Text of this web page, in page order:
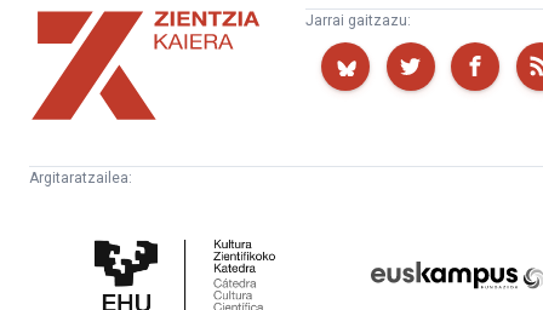
Zientzia
Kaiera
Jarrai gaitzazu:
Argitaratzailea:
Zientifikoko
Katedra